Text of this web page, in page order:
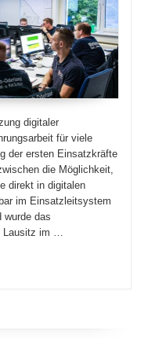
digitaler
für viele
der ersten Einsatzkräfte
die Möglichkeit,
direkt in digitalen
im Einsatzleitsystem
wurde das
Lausitz im …